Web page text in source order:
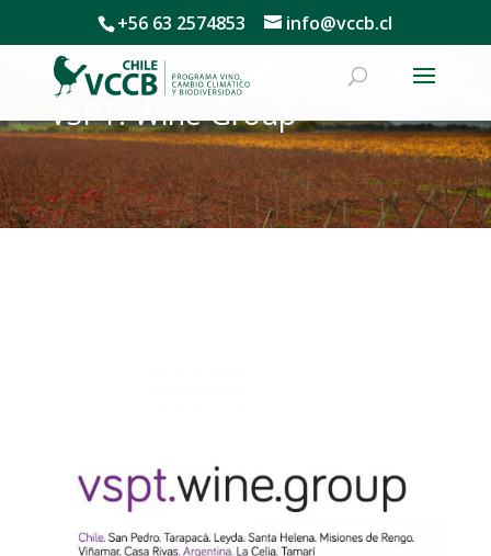
+56 63 2574853 info@vccb.cl
VSPT. Wine Group